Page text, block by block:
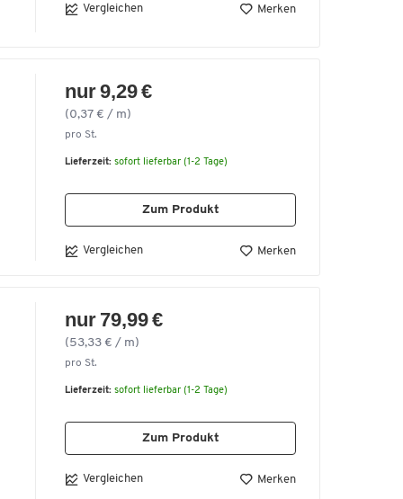
Vergleichen Merken
nur 9,29 €
(0,37 € / m)
pro St.
Lieferzeit: sofort lieferbar (1-2 Tage)
Zum Produkt
Vergleichen Merken
nur 79,99 €
(53,33 € / m)
pro St.
Lieferzeit: sofort lieferbar (1-2 Tage)
Zum Produkt
Vergleichen Merken